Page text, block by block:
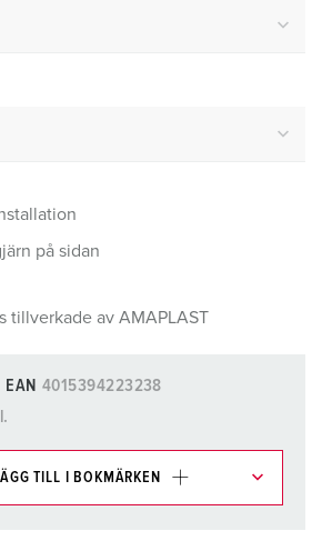
på sidan
tillverkade av AMAPLAST
EAN 4015394223238
TILL I BOKMÄRKEN